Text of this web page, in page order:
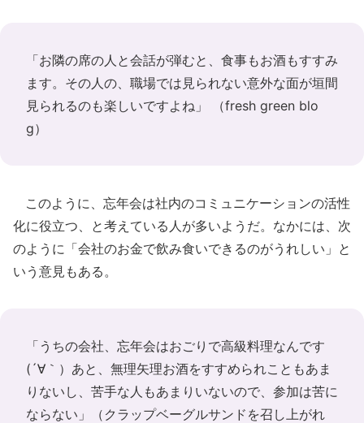
「お隣の席の人と会話が弾むと、食事もお酒もすすみ
ます。その人の、職場では見られない意外な面が垣間
見られるのも楽しいですよね」 （fresh green blo
g）
このように、忘年会は社内のコミュニケーションの活性
化に役立つ、と考えている人が多いようだ。なかには、次
のように「会社のお金で飲み食いできるのがうれしい」と
いう意見もある。
「うちの会社、忘年会はおごりで高級料理なんです
(´∀｀）あと、無理矢理お酒をすすめられこともあま
りないし、苦手な人もあまりいないので、参加は苦に
ならない」（ クラップベーグルサンドを召し上がれ